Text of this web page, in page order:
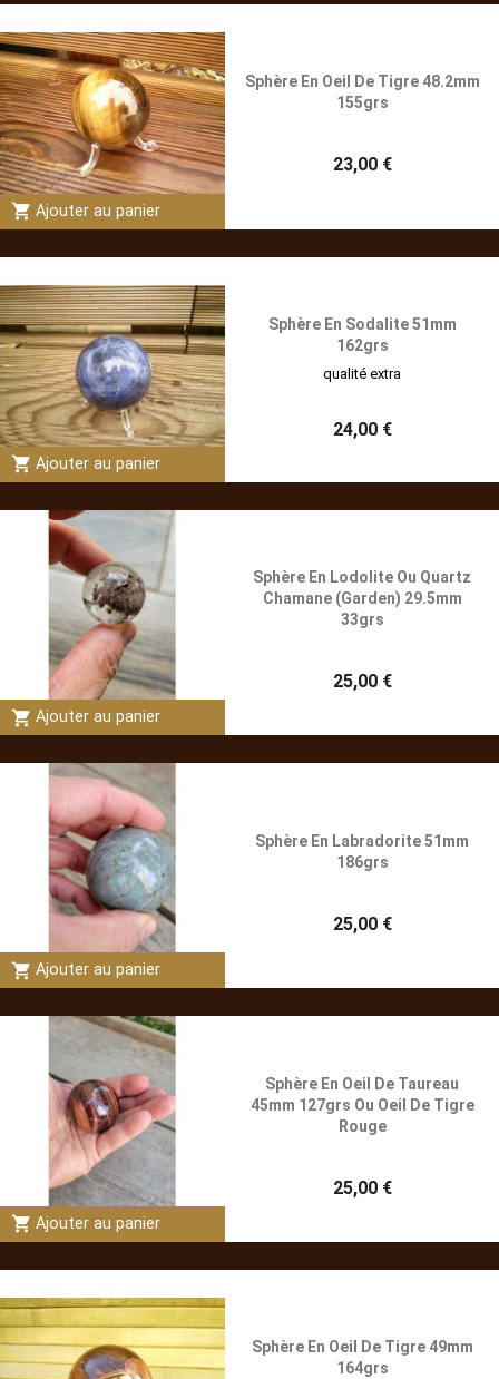
shopping_cart Ajouter au panier
Sphère En Oeil De Tigre 48.2mm
155grs
23,00 €
shopping_cart Ajouter au panier
Sphère En Sodalite 51mm
162grs
qualité extra
24,00 €
shopping_cart Ajouter au panier
Sphère En Lodolite Ou Quartz
Chamane (Garden) 29.5mm
33grs
25,00 €
shopping_cart Ajouter au panier
Sphère En Labradorite 51mm
186grs
25,00 €
shopping_cart Ajouter au panier
Sphère En Oeil De Taureau
45mm 127grs Ou Oeil De Tigre
Rouge
25,00 €
Sphère En Oeil De Tigre 49mm
164grs